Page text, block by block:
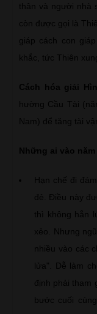
thân và người nhà
còn được gọi là
giáp cách con
khắc, tức Thiên
Cách hóa giải
hường Cầu Tài
Nam) để tăng tài
Những ai vào
Hạn chế đi
đẻ. Điều này
thì không hẳn
xẻo. Nhưng
nhiều vào các
lửa". Dễ làm
định phải tham
bước cuối